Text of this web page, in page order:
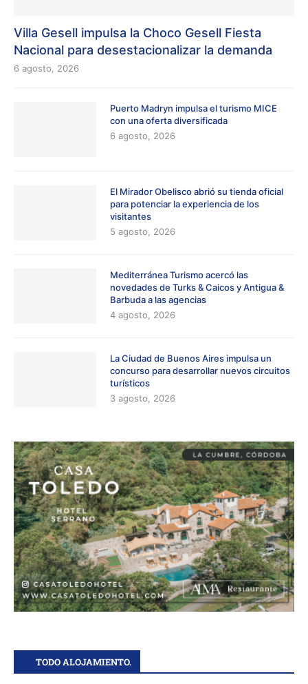
Villa Gesell impulsa la Choco Gesell Fiesta
Nacional para desestacionalizar la demanda
6 agosto, 2026
Puerto Madryn impulsa el turismo MICE
con una oferta diversificada
6 agosto, 2026
El Mirador Obelisco abrió su tienda oficial
para potenciar la experiencia de los
visitantes
5 agosto, 2026
Mediterránea Turismo acercó las
novedades de Turks & Caicos y Antigua &
Barbuda a las agencias
4 agosto, 2026
La Ciudad de Buenos Aires impulsa un
concurso para desarrollar nuevos circuitos
turísticos
3 agosto, 2026
TODO ALOJAMIENTO.